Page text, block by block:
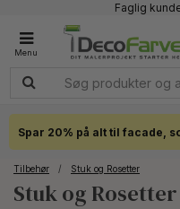
Faglig
Click &
Spar 20% på alt til facade,
Tilbehør / Stuk og Rosetter
Stuk og Rosetter